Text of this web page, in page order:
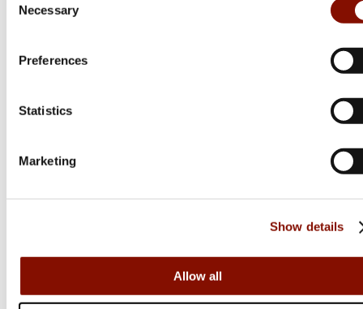
Selection
Necessary
Preferences
Statistics
Marketing
Show details
Allow all